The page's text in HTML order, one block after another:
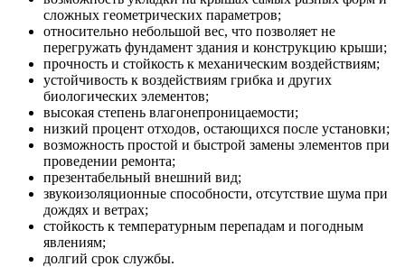
сложных геометрических параметров;
относительно небольшой вес, что позволяет не
перегружать фундамент здания и конструкцию крыши;
прочность и стойкость к механическим воздействиям;
устойчивость к воздействиям грибка и других
биологических элементов;
высокая степень влагонепроницаемости;
низкий процент отходов, остающихся после установки;
возможность простой и быстрой замены элементов при
проведении ремонта;
презентабельный внешний вид;
звукоизоляционные способности, отсутствие шума при
дождях и ветрах;
стойкость к температурным перепадам и погодным
явлениям;
долгий срок службы.